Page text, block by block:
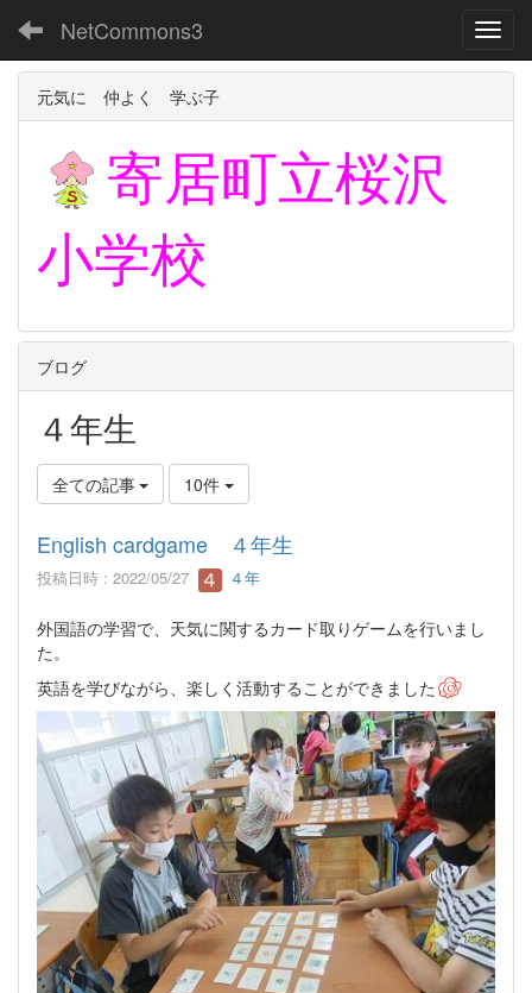
NetCommons3
元気に 仲よく 学ぶ子
寄居町立桜沢
小学校
ブログ
４年生
全ての記事 10件
English cardgame ４年生
投稿日時 : 2022/05/27 ４年
外国語の学習で、天気に関するカード取りゲームを行いまし
た。
英語を学びながら、楽しく活動することができました